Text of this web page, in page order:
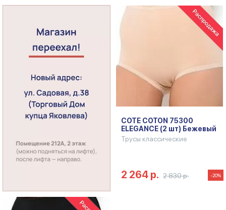
COTE COTON 75300
ELEGANCE (2 шт) Бежевый
Трусы классические
2 264 р. 2 830 р. -20%